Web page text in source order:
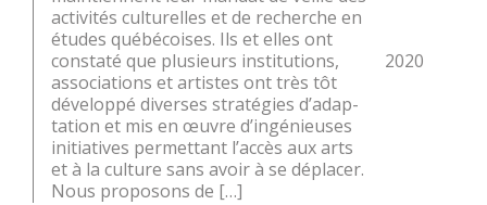
activités culturelles et de recherche en
études québécoises. Ils et elles ont
constaté que plusieurs institutions,
associations et artistes ont très tôt
développé diverses stratégies d’adap­
tation et mis en œuvre d’ingénieuses
initiatives permettant l’accès aux arts
et à la culture sans avoir à se déplacer.
Nous proposons de […]
2020